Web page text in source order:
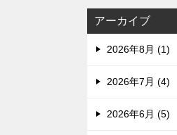
アーカイブ
2026年8月 (1)
2026年7月 (4)
2026年6月 (5)